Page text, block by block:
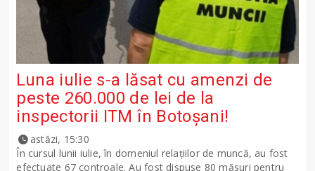
Luna iulie s-a lăsat cu amenzi de
peste 260.000 de lei de la
inspectorii ITM în Botoșani!
astăzi, 15:30
În cursul lunii iulie, în domeniul relațiilor de muncă, au fost
efectuate 67 controale. Au fost dispuse 80 măsuri pentru